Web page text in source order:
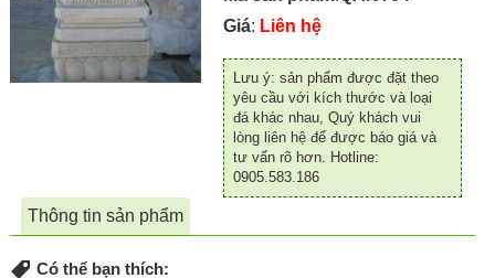
Giá: Liên hệ
Lưu ý: sản phẩm được đặt theo
yêu cầu với kích thước và loại
đá khác nhau, Quý khách vui
lòng liên hệ để được báo giá và
tư vấn rõ hơn. Hotline:
0905.583.186
Thông tin sản phẩm
Có thể bạn thích: